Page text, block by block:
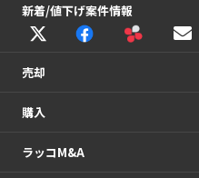
新着/値下げ案件情報
売却
購入
ラッコM&A